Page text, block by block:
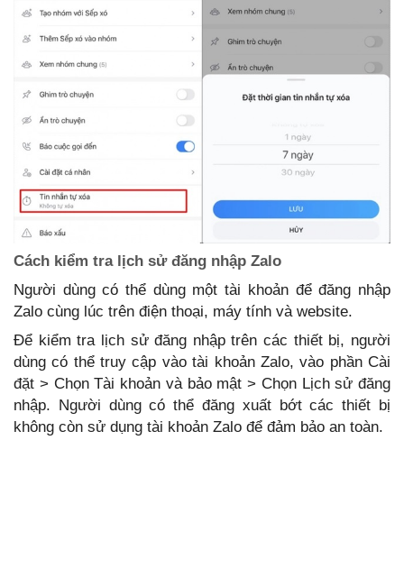
Cách kiểm tra lịch sử đăng nhập Zalo
Người dùng có thể dùng một tài khoản để đăng nhập
Zalo cùng lúc trên điện thoại, máy tính và website.
Để kiểm tra lịch sử đăng nhập trên các thiết bị, người
dùng có thể truy cập vào tài khoản Zalo, vào phần Cài
đặt > Chọn Tài khoản và bảo mật > Chọn Lịch sử đăng
nhập. Người dùng có thể đăng xuất bớt các thiết bị
không còn sử dụng tài khoản Zalo để đảm bảo an toàn.